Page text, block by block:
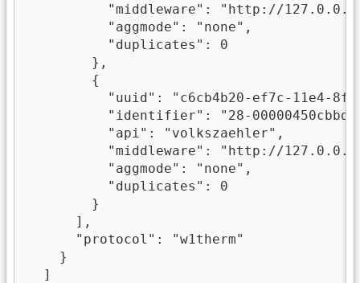
"middleware": "http://
          "aggmode": "none",
          "duplicates": 0
        },
        {
"uuid": "c6cb4b20-ef7c-11e4-
"identifier": "28-
          "api": "volkszaehler",
"middleware": "http://
          "aggmode": "none",
          "duplicates": 0
        }
      ],
      "protocol": "w1therm"
    }
  ]